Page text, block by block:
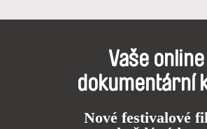
Vaše online
dokumentární
Nové festivalové